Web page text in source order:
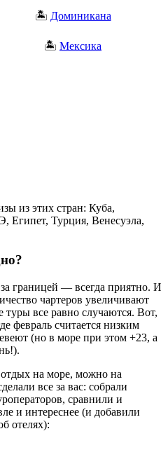
🏝️ Доминикана
🏝️ Мексика
из этих стран: Куба,
Турция, Венесуэла,
границей — всегда приятно. И
чартеров увеличивают
туры все равно случаются. Вот,
февраль считается низким
(но в море при этом +23, а
отдых на море, можно на
все за вас: собрали
сравнили и
и интереснее (и добавили
отелях):